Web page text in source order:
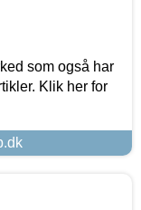
som også har
Klik her for